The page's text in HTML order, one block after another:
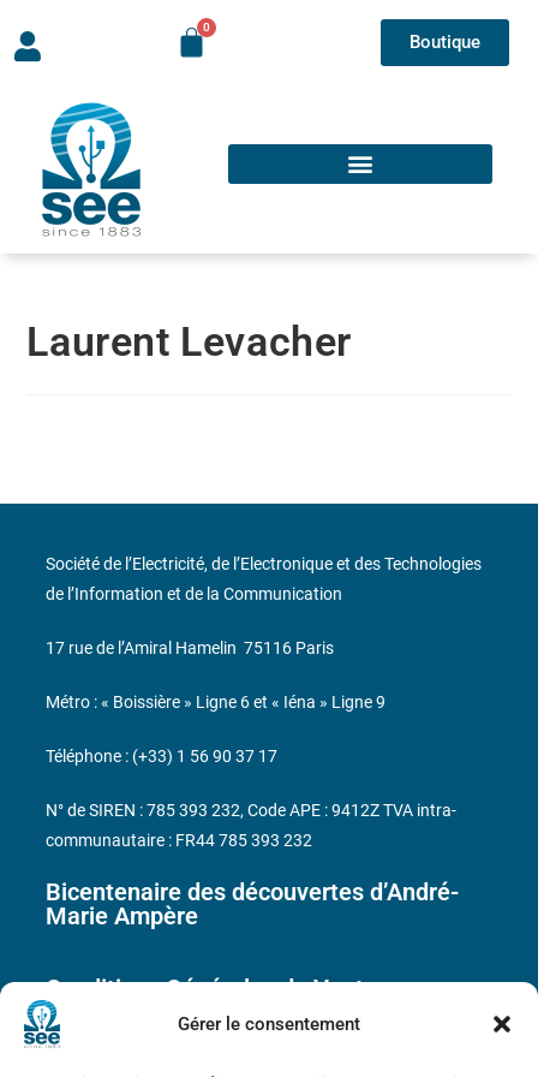
Gérer le consentement
Boutique
Laurent Levacher
Bicentenaire des découvertes d’André-
Marie Ampère
Conditions Générales de Vente
Société de l’Electricité, de l’Electronique et des Technologies
de l’Information et de la Communication
17 rue de l’Amiral Hamelin 75116 Paris
Métro : « Boissière » Ligne 6 et « Iéna » Ligne 9
Téléphone : (+33) 1 56 90 37 17
N° de SIREN : 785 393 232, Code APE : 9412Z TVA intra-
communautaire : FR44 785 393 232